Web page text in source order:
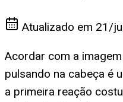
Atualizado em 21/
Acordar com a
pulsando na cabeça é
a primeira reação